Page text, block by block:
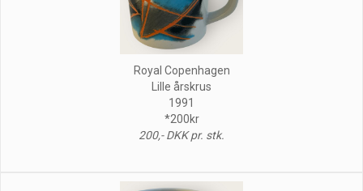
Royal Copenhagen
Lille årskrus
1991
*200kr
200,- DKK pr. stk.